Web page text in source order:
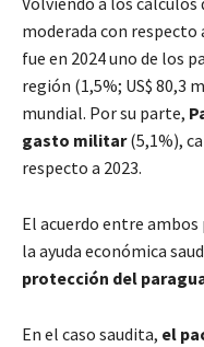
moderada con respecto
fue en 2024 uno de los
región (1,5%; US$ 80,3
mundial. Por su parte,
gasto militar(5,1%),
respecto a 2023.
El acuerdo entre ambos
la ayuda económica
protección del
En el caso saudita, el